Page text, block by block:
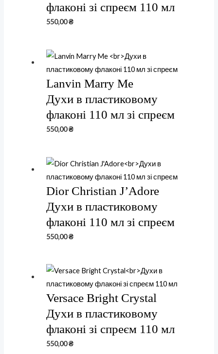
флаконі зі спреєм 110 мл
550,00₴
Lanvin Marry Me
Духи в пластиковому
флаконі 110 мл зі спреєм
550,00₴
Dior Christian J’Adore
Духи в пластиковому
флаконі 110 мл зі спреєм
550,00₴
Versace Bright Crystal
Духи в пластиковому
флаконі зі спреєм 110 мл
550,00₴